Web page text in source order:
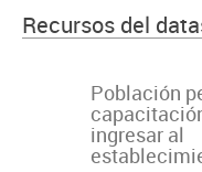
Recursos del
Población
ingresar al